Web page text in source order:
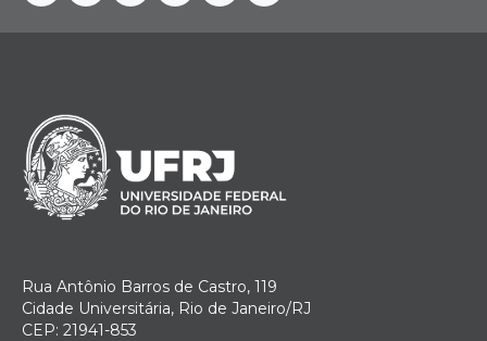
Rua Antônio Barros de Castro, 119
Cidade Universitária, Rio de Janeiro/RJ
CEP: 21941-853